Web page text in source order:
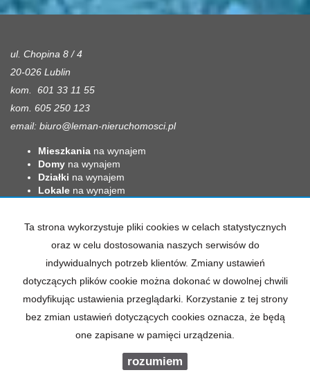
ul. Chopina 8 / 4
20-026 Lublin
kom. 601 33 11 55
kom. 605 250 123
email: biuro@leman-nieruchomosci.pl
Mieszkania na wynajem
Domy na wynajem
Działki na wynajem
Lokale na wynajem
na sprzedaż
Działkina sprzedaż
Lokalena sprzedaż
Obiekty na sprzedaż
Program dla biur nieruchomości
Ta strona wykorzystuje pliki cookies w celach statystycznych
oraz w celu dostosowania naszych serwisów do
indywidualnych potrzeb klientów. Zmiany ustawień
dotyczących plików cookie można dokonać w dowolnej chwili
modyfikując ustawienia przeglądarki. Korzystanie z tej strony
bez zmian ustawień dotyczących cookies oznacza, że będą
one zapisane w pamięci urządzenia.
rozumiem